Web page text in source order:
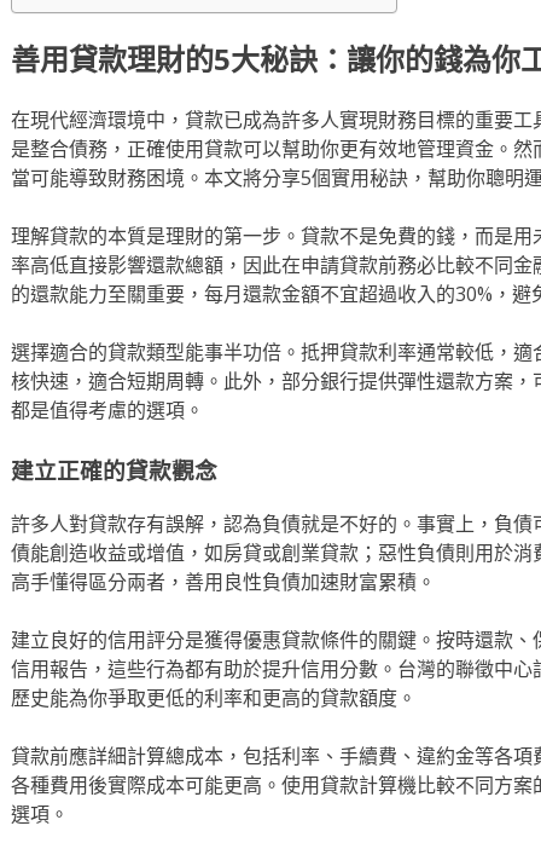
善用貸款理財的5大秘訣：讓你的錢為你
在現代經濟環境中，貸款已成為許多人實現財務目標的重要
是整合債務，正確使用貸款可以幫助你更有效地管理資金。
當可能導致財務困境。本文將分享5個實用秘訣，幫助你聰明
理解貸款的本質是理財的第一步。貸款不是免費的錢，而是
率高低直接影響還款總額，因此在申請貸款前務必比較不同
的還款能力至關重要，每月還款金額不宜超過收入的30%，避
選擇適合的貸款類型能事半功倍。抵押貸款利率通常較低，
核快速，適合短期周轉。此外，部分銀行提供彈性還款方案
都是值得考慮的選項。
建立正確的貸款觀念
許多人對貸款存有誤解，認為負債就是不好的。事實上，負
債能創造收益或增值，如房貸或創業貸款；惡性負債則用於
高手懂得區分兩者，善用良性負債加速財富累積。
建立良好的信用評分是獲得優惠貸款條件的關鍵。按時還款
信用報告，這些行為都有助於提升信用分數。台灣的聯徵中
歷史能為你爭取更低的利率和更高的貸款額度。
貸款前應詳細計算總成本，包括利率、手續費、違約金等各
各種費用後實際成本可能更高。使用貸款計算機比較不同方
選項。